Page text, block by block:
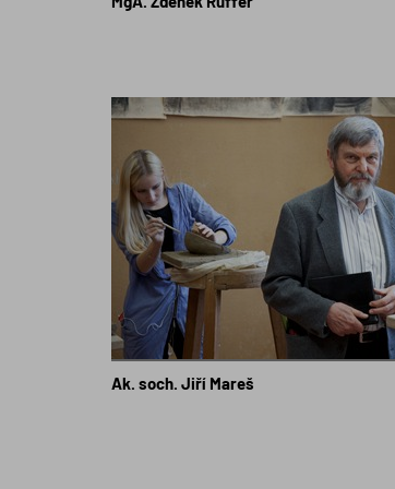
Ak. soch. Jiří Mareš